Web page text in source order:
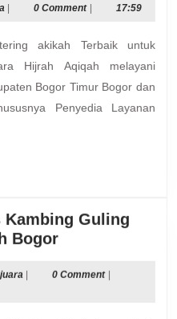
Aqiqoh
Kambing
Guling
Bogor
Timur
Kambinggulingjuara
0 Comment 17:59
Hijrah Aqiqah melayani
Bogor Timur Bogor dan
Penyedia Layanan
Kambing Guling
BogorCatering
Plus
Kambinggulingjuara
0 Comment